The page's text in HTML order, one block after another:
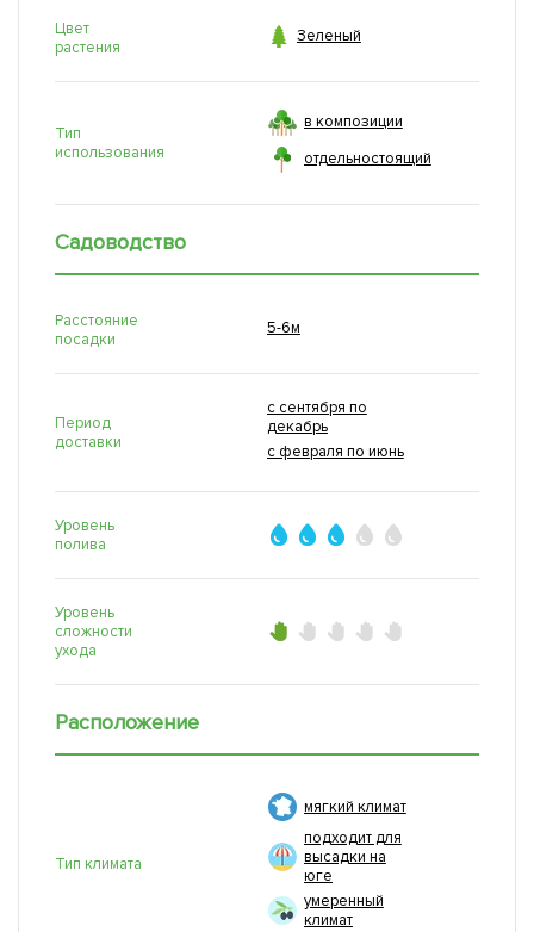
Цвет
растения
 Зеленый
Тип
использования
в композиции
отдельностоящий
Садоводство
Расстояние
посадки
5-6м
Период
доставки
с сентября по
декабрь
с февраля по июнь
Уровень
полива
Уровень
сложности
ухода
Расположение
Тип климата
мягкий климат
подходит для
высадки на
юге
умеренный
климат